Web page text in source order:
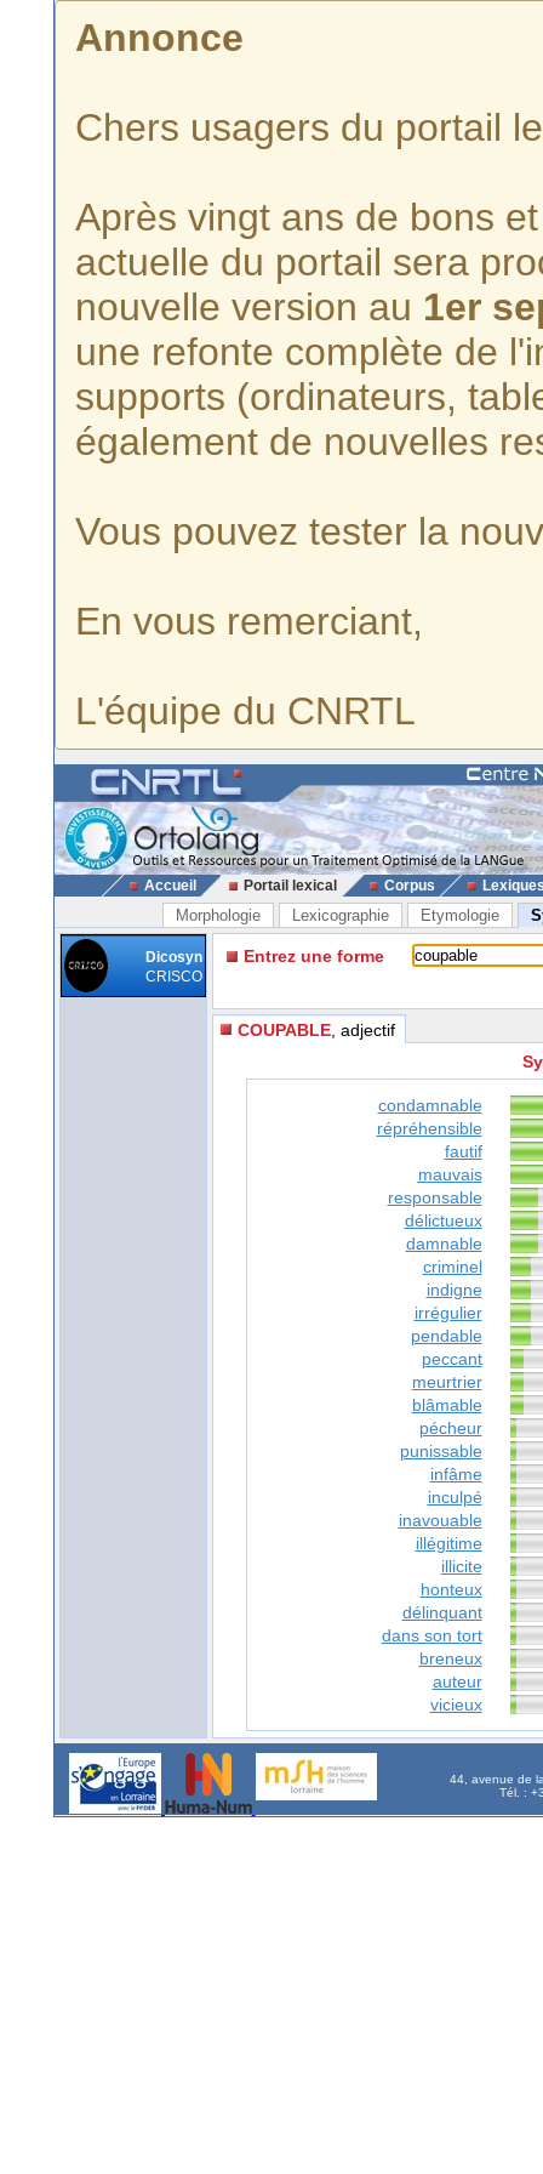
Annonce
Chers usagers du portail
Après vingt ans de bons
actuelle du portail sera
nouvelle version au 1er
une refonte complète de
supports (ordinateurs,
également de nouvelles
Vous pouvez tester la
En vous remerciant,
L'équipe du CNRTL
Accueil Portail lexical Corpus
Morphologie Lexicographie Etymologie
Dicosyn
CRISCO
Entrez une forme
COUPABLE , adjectif
condamnable
répréhensible
fautif
mauvais
responsable
délictueux
damnable
criminel
indigne
irrégulier
pendable
peccant
meurtrier
blâmable
pécheur
punissable
infâme
inculpé
inavouable
illégitime
illicite
honteux
délinquant
dans son tort
breneux
auteur
vicieux
44, avenue de
Tél. :